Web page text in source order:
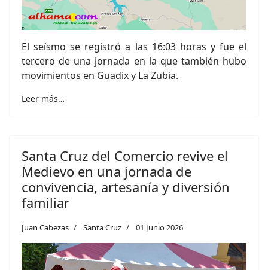
El seísmo se registró a las 16:03 horas y fue el
tercero de una jornada en la que también hubo
movimientos en Guadix y La Zubia.
Leer más…
Santa Cruz del Comercio revive el
Medievo en una jornada de
convivencia, artesanía y diversión
familiar
Juan Cabezas Santa Cruz 01 Junio 2026